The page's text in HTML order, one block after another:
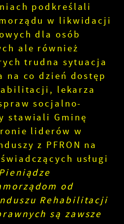
podkreślali
w likwidacji
dla osób
ale również
trudna sytuacja
na co dzień dostęp
lekarza
socjalno-
stawiali Gminę
liderów w
z PFRON na
usługi
od
Rehabilitacji
są zawsze